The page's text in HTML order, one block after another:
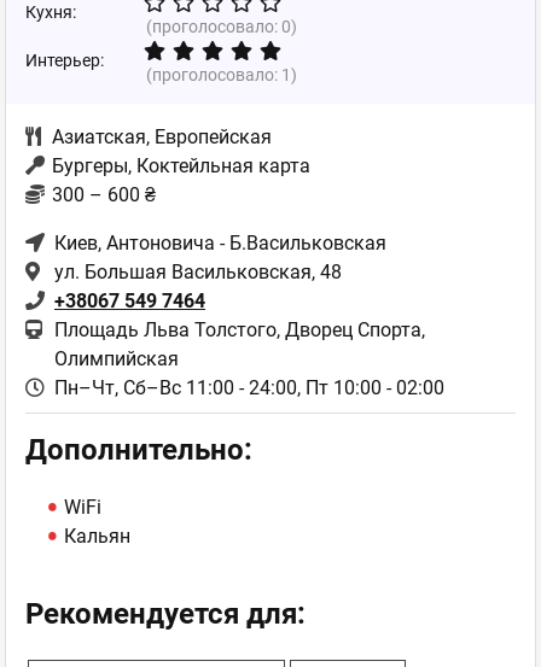
Кухня:
(проголосовало:0)
Интерьер:
(проголосовало: 1)
Азиатская, Европейская
Бургеры, Коктейльная карта
300 – 600 ₴
Киев, Антоновича - Б.Васильковская
ул. Большая Васильковская, 48
+38067 549 7464
Площадь Льва Толстого, Дворец Спорта,
Олимпийская
Пн–Чт, Сб–Вс 11:00 - 24:00, Пт 10:00 - 02:00
Дополнительно:
WiFi
Кальян
Рекомендуется для: